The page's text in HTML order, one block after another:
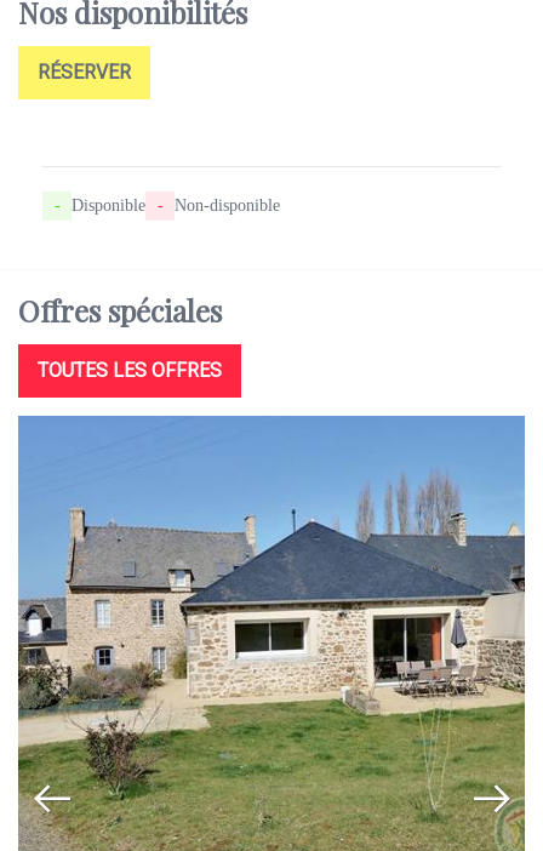
Nosdisponibilités
RÉSERVER
- Disponible - Non-disponible
Offresspéciales
TOUTES LES OFFRES